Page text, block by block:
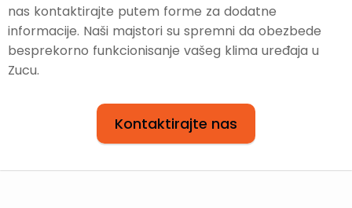
nas kontaktirajte putem forme za dodatne
informacije. Naši majstori su spremni da obezbede
besprekorno funkcionisanje vašeg klima uređaja u
Zucu.
Kontaktirajte nas